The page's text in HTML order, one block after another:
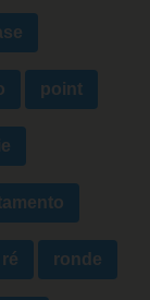
point
ré ronde